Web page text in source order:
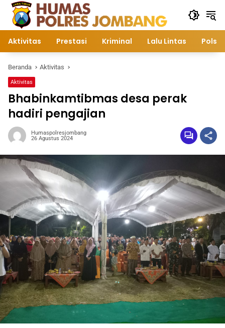
Langsung
konten
Aktivitas Prestasi Kriminal Lalu Lintas
Beranda Aktivitas
Aktivitas
Bhabinkamtibmas desa perak
hadiri pengajian
Humaspolresjombang
26 Agustus 2024